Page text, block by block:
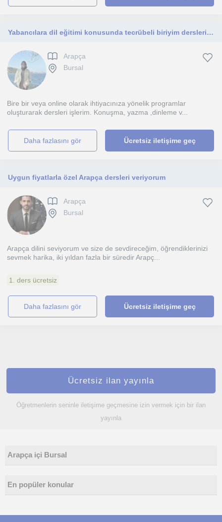
Yabancılara dil eğitimi konusunda tecrübeli biriyim dersleri aktif ve eğlenceli işlemeyi seviyorum
Arapça
Bursal
Bire bir veya online olarak ihtiyacınıza yönelik programlar
oluşturarak dersleri işlerim. Konuşma, yazma ,dinleme v...
daha fazlasını gör Ücretsiz iletişime geç
Uygun fiyatlarla özel Arapça dersleri veriyorum
Arapça
Bursal
Arapça dilini seviyorum ve size de sevdireceğim, öğrendiklerinizi
sevmek harika, iki yıldan fazla bir süredir Arapç...
1. ders ücretsiz
daha fazlasını gör Ücretsiz iletişime geç
Ücretsiz ilan yayınla
Öğretmenlerin seninle iletişime geçmesine izin vermek için bir ilan
yayınla
Arapça içi Bursal
En popüler konular